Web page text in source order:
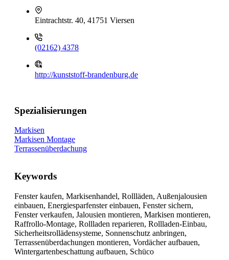
Eintrachtstr. 40, 41751 Viersen
(02162) 4378
http://kunststoff-brandenburg.de
Spezialisierungen
Markisen
Markisen Montage
Terrassenüberdachung
Keywords
Fenster kaufen, Markisenhandel, Rollläden, Außenjalousien
einbauen, Energiesparfenster einbauen, Fenster sichern,
Fenster verkaufen, Jalousien montieren, Markisen montieren,
Raffrollo-Montage, Rollladen reparieren, Rollladen-Einbau,
Sicherheitsrollädensysteme, Sonnenschutz anbringen,
Terrassenüberdachungen montieren, Vordächer aufbauen,
Wintergartenbeschattung aufbauen, Schüco